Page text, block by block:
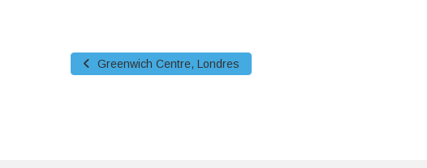
Greenwich Centre, Londres